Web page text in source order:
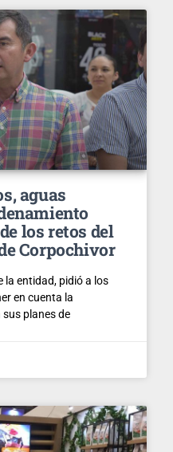
aguas
los retos del
Corpochivor
la entidad, pidió a los
en cuenta la
planes de